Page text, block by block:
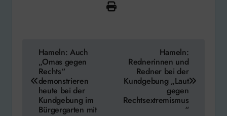
Hameln: Auch
„Omas gegen
Rechts“
demonstrieren
heute bei der
Kundgebung im
Bürgergarten mit
Hameln:
Rednerinnen und
Redner bei der
Kundgebung „Laut
gegen
Rechtsextremismus
“